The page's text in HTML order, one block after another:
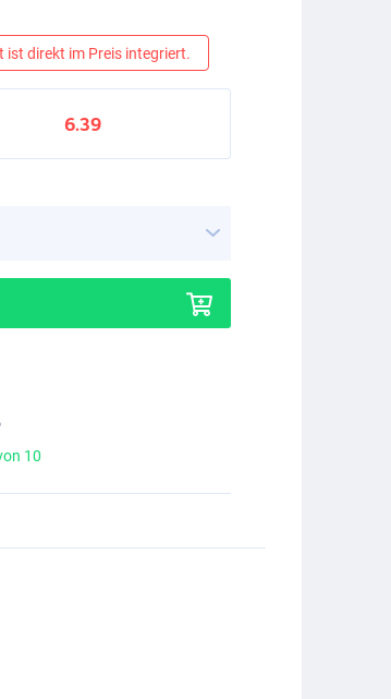
ist direkt im Preis integriert.
6.39
10